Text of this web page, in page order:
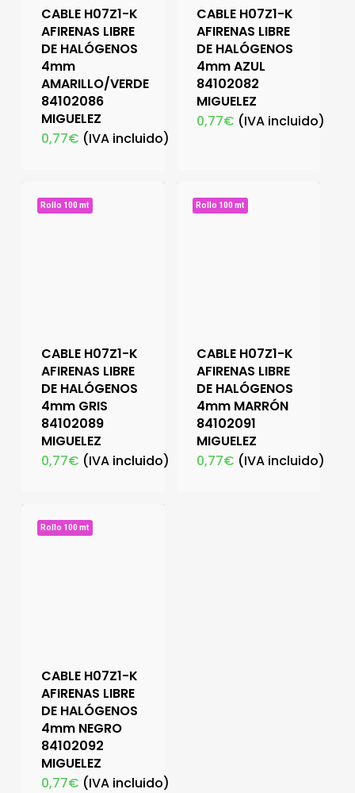
CABLE H07Z1-K
AFIRENAS LIBRE
DE HALÓGENOS
4mm
AMARILLO/VERDE
84102086
MIGUELEZ
0,77€ (IVA incluido)
CABLE H07Z1-K
AFIRENAS LIBRE
DE HALÓGENOS
4mm AZUL
84102082
MIGUELEZ
0,77€ (IVA incluido)
CABLE H07Z1-K
AFIRENAS LIBRE
DE HALÓGENOS
4mm GRIS
84102089
MIGUELEZ
0,77€ (IVA incluido)
Rollo 100 mt
CABLE H07Z1-K
AFIRENAS LIBRE
DE HALÓGENOS
4mm MARRÓN
84102091
MIGUELEZ
0,77€ (IVA incluido)
Rollo 100 mt
CABLE H07Z1-K
AFIRENAS LIBRE
DE HALÓGENOS
4mm NEGRO
84102092
MIGUELEZ
0,77€ (IVA incluido)
Rollo 100 mt